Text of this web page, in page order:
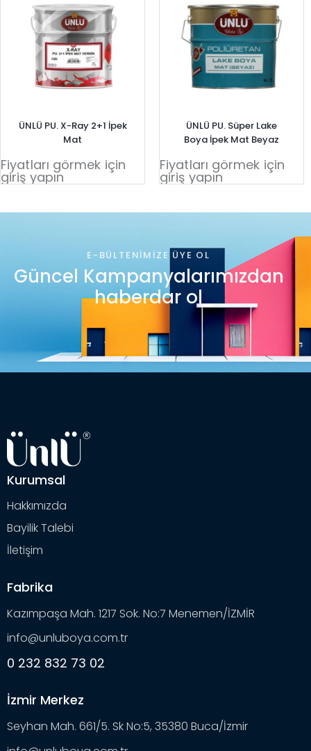
ÜNLÜ PU. X-Ray 2+1 İpek
Mat
Fiyatları görmek için
giriş yapın
ÜNLÜ PU. Süper Lake
Boya İpek Mat Beyaz
Fiyatları görmek için
giriş yapın
E-BÜLTENIMIZE ÜYE OL
Güncel Kampanyalarımızdan
haberdar ol
Kurumsal
Hakkımızda
Bayilik Talebi
İletişim
Fabrika
Kazımpaşa Mah. 1217 Sok. No:7 Menemen/İZMİR
info@unluboya.com.tr
0 232 832 73 02
İzmir Merkez
Seyhan Mah. 661/5. Sk No:5, 35380 Buca/İzmir